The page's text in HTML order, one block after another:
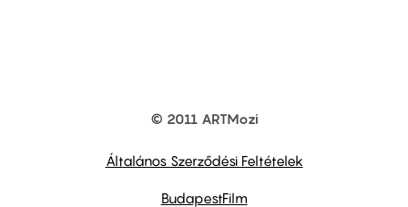
© 2011 ARTMozi
Általános Szerződési Feltételek
BudapestFilm